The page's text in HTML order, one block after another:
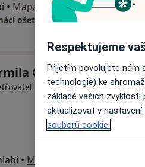
• Mapa
ošetř. péče
Gillová
• Mapa
Respektujeme
Přijetím povolujete nám
technologie) ke
základě vašich
aktualizovat v
souborů cookie.